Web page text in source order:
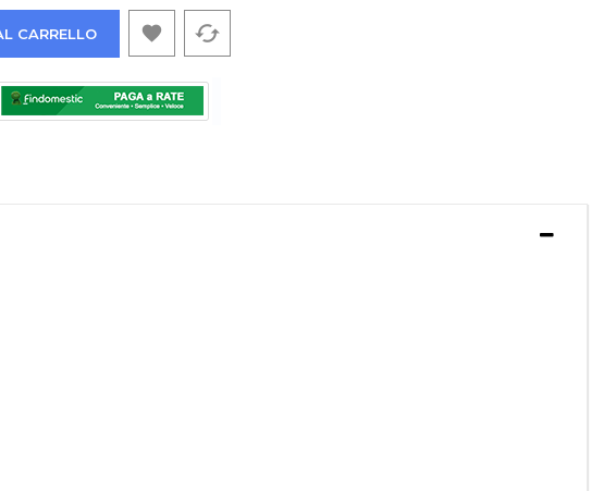
CARRELLO  cached